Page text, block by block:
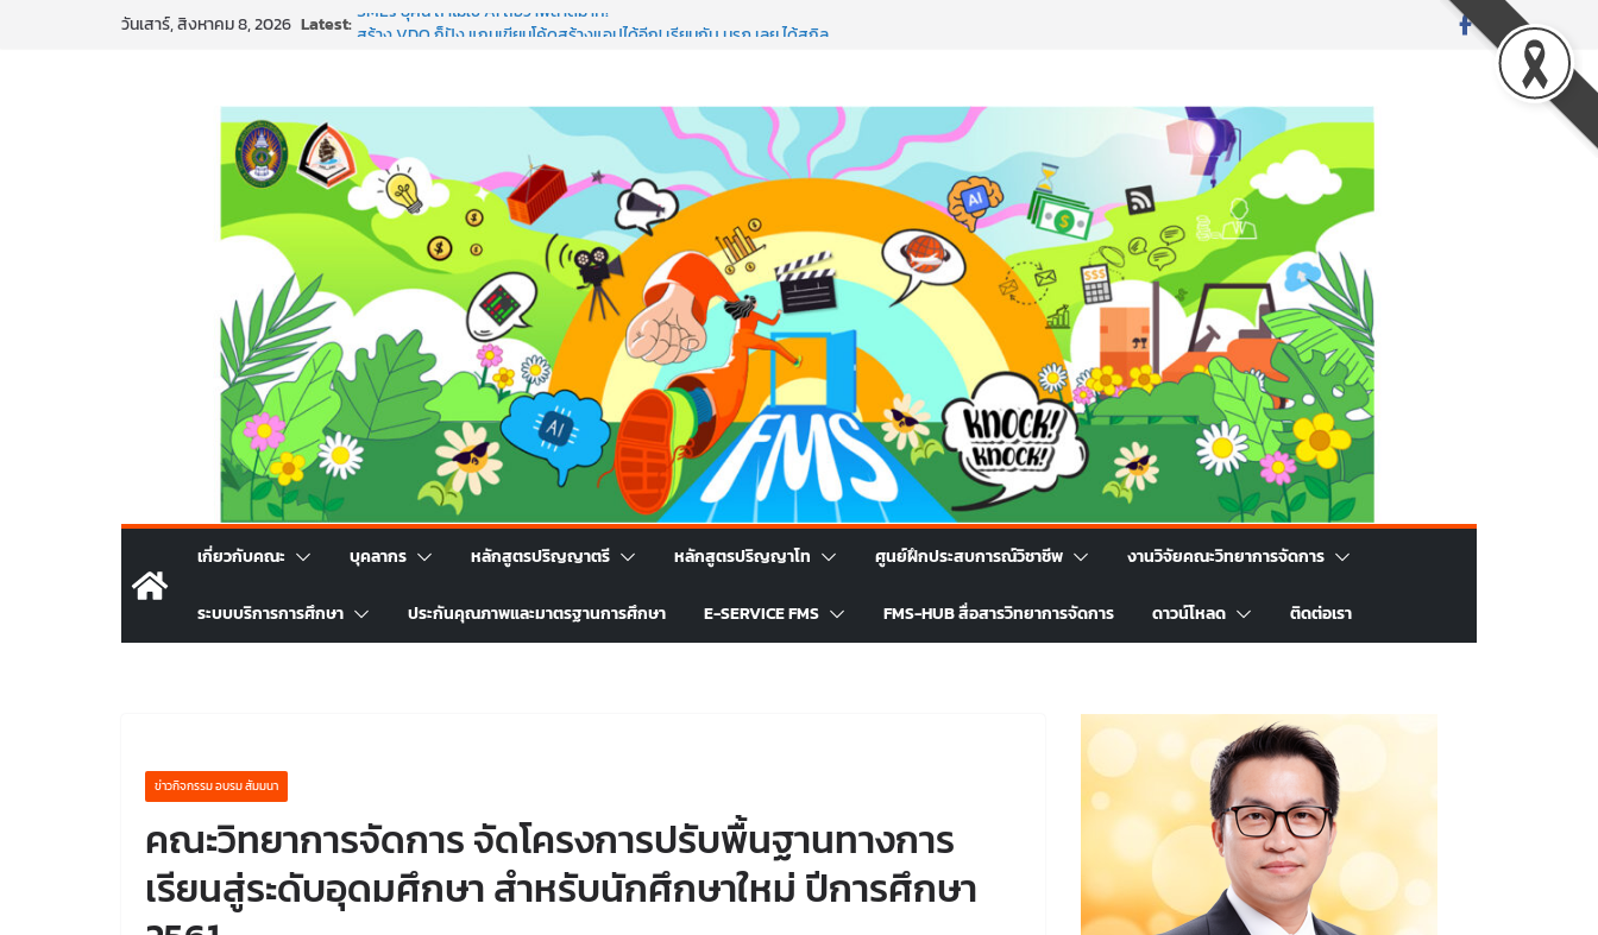
วันเสาร์, สิงหาคม 8, 2026 Latest:SMEs ยุคนี้ ถ้าไม่ใช้ AI ถือว่าพลาดมาก!
พร้อมลุยแล้ว! ปักหมุดโรดแมป AI อัปสกิลธุรกิจให้พุ่งทะยาน
พาธุรกิจท้องถิ่นสู่ตลาดโลก ด้วยเทคโนโลยี AI!
เกี่ยวกับคณะ บุคลากร หลักสูตรปริญญาตรี หลักสูตรปริญญาโท ศูนย์ฝึกประสบการณ์วิชาชีพ งานวิจัยคณะวิทยาการจัดการ
ระบบบริการการศึกษา ประกันคุณภาพและมาตรฐานการศึกษา E-SERVICE FMS FMS-HUB สื่อสารวิทยาการจัดการ ดาวน์โหลด ติดต่อเรา
ข่าวกิจกรรม อบรม สัมมนา
คณะวิทยาการจัดการ จัดโครงการปรับพื้นฐานทางการ
เรียนสู่ระดับอุดมศึกษา สำหรับนักศึกษาใหม่ ปีการศึกษา